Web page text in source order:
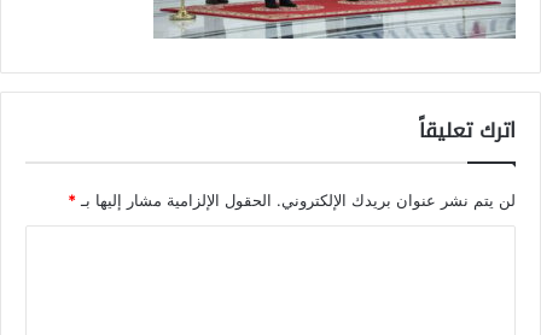
اترك تعليقاً
لن يتم نشر عنوان بريدك الإلكتروني. الحقول الإلزامية مشار إليها بـ *